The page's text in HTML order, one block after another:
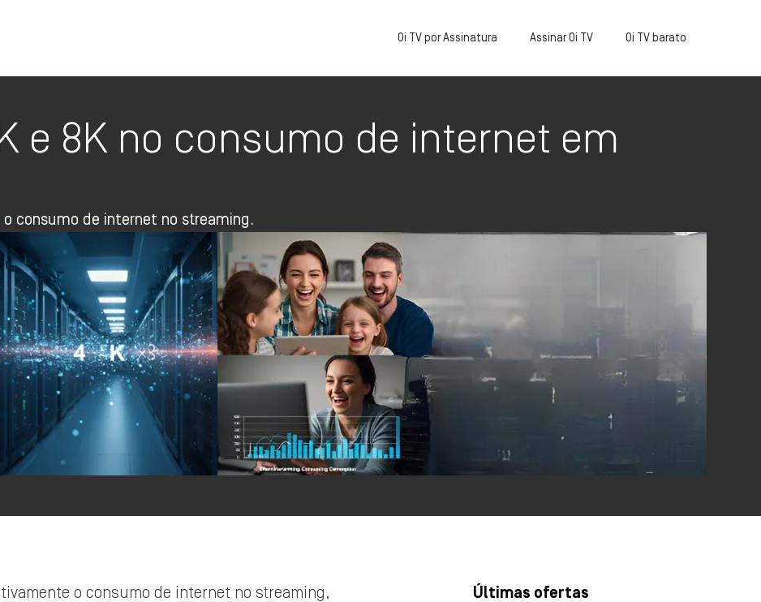
Oi TV por Assinatura Assinar Oi TV Oi TV barato
e 8K no consumo de internet em
consumo de internet no streaming.
o consumo de internet no streaming,
Últimas ofertas